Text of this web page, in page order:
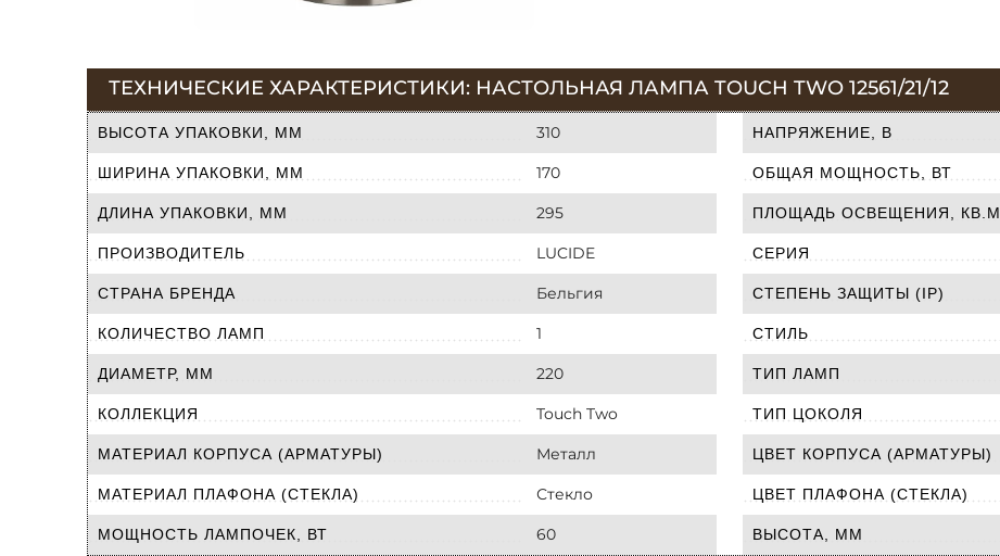
ТЕХНИЧЕСКИЕ ХАРАКТЕРИСТИКИ: НАСТОЛЬНАЯ ЛАМПА TOUCH TWO 12561/21/12
ВЫСОТА УПАКОВКИ, ММ 310
ШИРИНА УПАКОВКИ, ММ 170
ДЛИНА УПАКОВКИ, ММ 295
ПРОИЗВОДИТЕЛЬ LUCIDE
СТРАНА БРЕНДА Бельгия
КОЛИЧЕСТВО ЛАМП 1
ДИАМЕТР, ММ 220
КОЛЛЕКЦИЯ Touch Two
МАТЕРИАЛ КОРПУСА (АРМАТУРЫ) Металл
МАТЕРИАЛ ПЛАФОНА (СТЕКЛА) Стекло
МОЩНОСТЬ ЛАМПОЧЕК, ВТ 60
НАПРЯЖЕНИЕ, В
ОБЩАЯ МОЩНОСТЬ, ВТ
ПЛОЩАДЬ ОСВЕЩЕНИЯ, КВ.М
СЕРИЯ
СТЕПЕНЬ ЗАЩИТЫ (IP)
СТИЛЬ
ТИП ЛАМП
ТИП ЦОКОЛЯ
ЦВЕТ КОРПУСА (АРМАТУРЫ)
ЦВЕТ ПЛАФОНА (СТЕКЛА)
ВЫСОТА, ММ